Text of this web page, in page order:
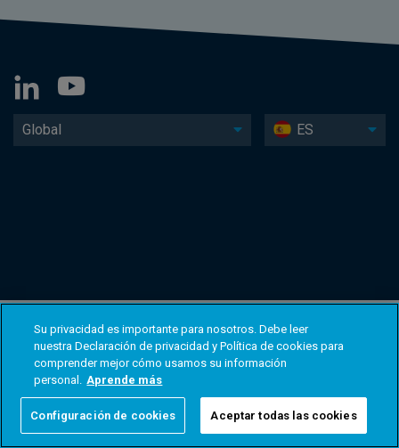
Global ES
Su privacidad es importante para nosotros. Debe leer
nuestra Declaración de privacidad y Política de cookies para
comprender mejor cómo usamos su información
personal. Aprende más
Configuración de cookies Aceptar todas las cookies